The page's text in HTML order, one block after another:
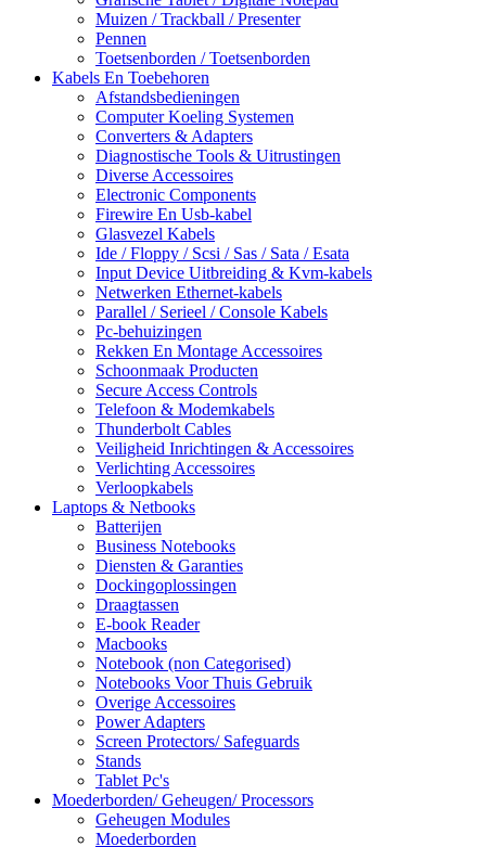
Muizen / Trackball / Presenter
Pennen
Toetsenborden / Toetsenborden
Kabels En Toebehoren
Afstandsbedieningen
Computer Koeling Systemen
Converters & Adapters
Diagnostische Tools & Uitrustingen
Diverse Accessoires
Electronic Components
Firewire En Usb-kabel
Glasvezel Kabels
Ide / Floppy / Scsi / Sas / Sata / Esata
Input Device Uitbreiding & Kvm-kabels
Netwerken Ethernet-kabels
Parallel / Serieel / Console Kabels
Pc-behuizingen
Rekken En Montage Accessoires
Schoonmaak Producten
Secure Access Controls
Telefoon & Modemkabels
Thunderbolt Cables
Veiligheid Inrichtingen & Accessoires
Verlichting Accessoires
Verloopkabels
Laptops & Netbooks
Batterijen
Business Notebooks
Diensten & Garanties
Dockingoplossingen
Draagtassen
E-book Reader
Macbooks
Notebook (non Categorised)
Notebooks Voor Thuis Gebruik
Overige Accessoires
Power Adapters
Screen Protectors/ Safeguards
Stands
Tablet Pc's
Moederborden/ Geheugen/ Processors
Geheugen Modules
Moederborden